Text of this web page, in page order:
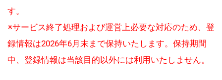
す。
※サービス終了処理および運営上必要な対応のため、登
録情報は2026年6月末まで保持いたします。保持期間
中、登録情報は当該目的以外には利用いたしません。